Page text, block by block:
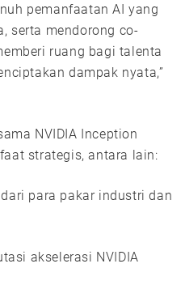
pemanfaatan AI yang
serta mendorong co-
ruang bagi talenta
dampak nyata,”
NVIDIA Inception
strategis, antara lain:
para pakar industri dan
akselerasi NVIDIA